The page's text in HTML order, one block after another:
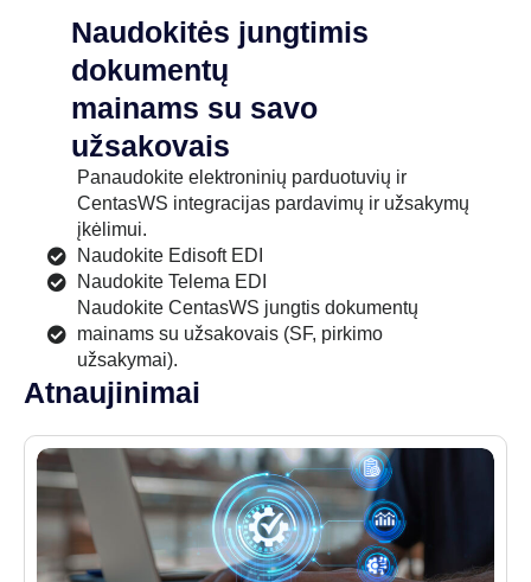
Naudokitės jungtimis
dokumentų
mainams su savo
užsakovais
Panaudokite elektroninių parduotuvių ir
CentasWS integracijas pardavimų ir užsakymų
įkėlimui.
Naudokite Edisoft EDI
Naudokite Telema EDI
Naudokite CentasWS jungtis dokumentų
mainams su užsakovais (SF, pirkimo
užsakymai).
Atnaujinimai